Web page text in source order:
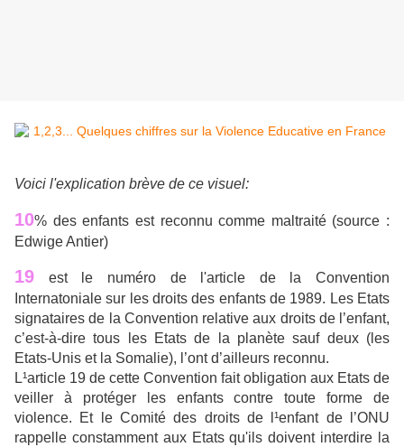
Voici l'explication brève de ce visuel:
10% des enfants est reconnu comme maltraité (source :
Edwige Antier)
19 est le numéro de l'article de la Convention
Internatoniale sur les droits des enfants de 1989. Les Etats
signataires de la Convention relative aux droits de l’enfant,
c’est-à-dire tous les Etats de la planète sauf deux (les
Etats-Unis et la Somalie), l’ont d’ailleurs reconnu.
L¹article 19 de cette Convention fait obligation aux Etats de
veiller à protéger les enfants contre toute forme de
violence. Et le Comité des droits de l¹enfant de l’ONU
rappelle constamment aux Etats qu'ils doivent interdire la